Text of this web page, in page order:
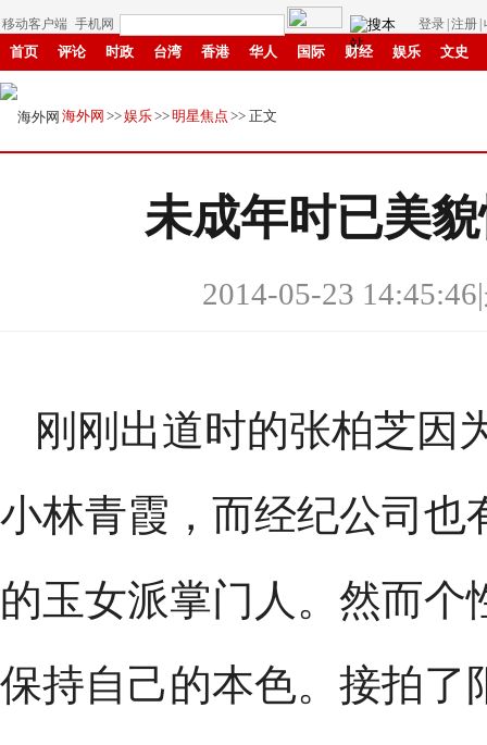
移动客户端 手机网 登录 注册
首页 评论 时政 台湾 香港 华人 国际 财经 娱乐 文史
中原
海外网 >>娱乐>>明星焦点 >> 正文
未成年时已美
2014-05-23 14:45:46|
刚刚出道时的张柏芝因
小林青霞，而经纪公司也
的玉女派掌门人。然而
保持自己的本色。接拍了